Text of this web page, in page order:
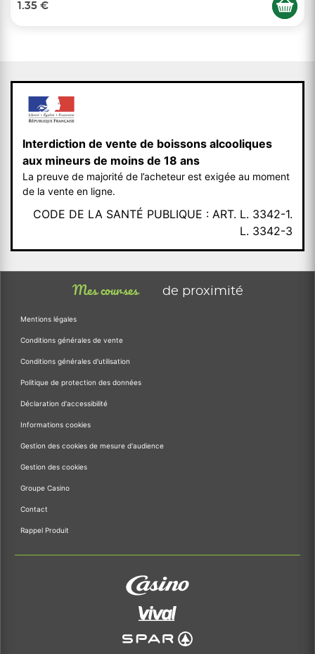
1.35 €
Interdiction de vente de boissons alcooliques
aux mineurs de moins de 18 ans
La preuve de majorité de l’acheteur est exigée au moment
de la vente en ligne.
CODE DE LA SANTÉ PUBLIQUE : ART. L. 3342-1.
L. 3342-3
Mes courses de proximité
Mentions légales
Conditions générales de vente
Conditions générales d'utilisation
Politique de protection des données
Déclaration d'accessibilité
Informations cookies
Gestion des cookies de mesure d'audience
Gestion des cookies
Groupe Casino
Contact
Rappel Produit